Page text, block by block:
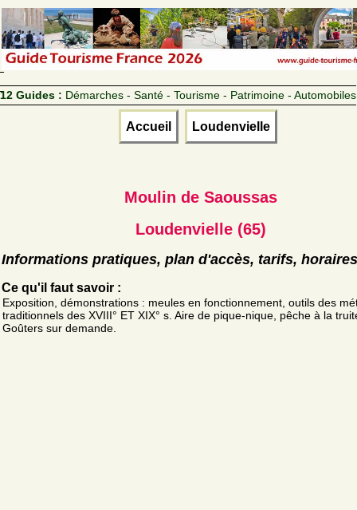
12 Guides : Démarches - Santé - Tourisme - Patrimoine - Automobiles
Accueil Loudenvielle
Moulin de Saoussas
Loudenvielle (65)
Informations pratiques, plan d'accès, tarifs, horaires
Ce qu'il faut savoir :
Exposition, démonstrations : meules en fonctionnement, outils des
traditionnels des XVIII° ET XIX° s. Aire de pique-nique, pêche à la
Goûters sur demande.